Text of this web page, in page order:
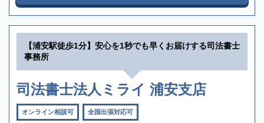
【浦安駅徒歩1分】安心を1秒でも早くお届けする司法書士
事務所
司法書士法人ミライ 浦安支店
オンライン相談可 全国出張対応可